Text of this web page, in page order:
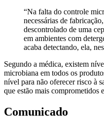
“Na falta do controle
necessárias de
descontrolado de uma
em ambientes com
acaba detectando, ela,
Segundo a médica, existem
microbiana em todos os
nível para não oferecer risco à
que estão mais comprometidos
Comunicado